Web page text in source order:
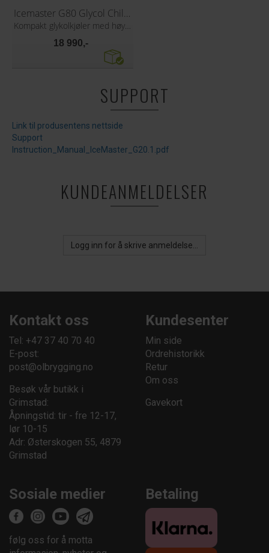
Icemaster G80 Glycol Chiller
18 990,-
SUPPORT
Link til produsentens nettside
Support
Instruction_Manual_IceMaster_G20.1.pdf
KUNDEANMELDELSER
Logg inn for å skrive anmeldelse...
Kontakt oss
Tel: +47 37 40 70 40
E-post:
post@olbrygging.no
Besøk vår butikk i
Grimstad:
Åpningstid: tir - fre 12-17,
lør 10-15
Adr: Østerskogen 55, 4879
Grimstad
Kundesenter
Min side
Ordrehistorikk
Retur
Om oss
Gavekort
Sosiale medier
følg oss for å motta
Betaling